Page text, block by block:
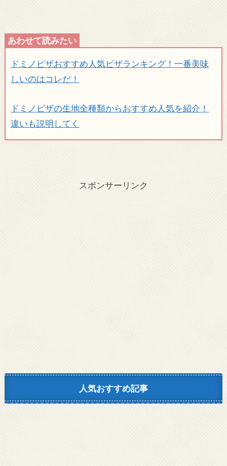
ドミノピザおすすめ人気ピザランキング！一番美味
しいのはコレだ！
ドミノピザの生地全種類からおすすめ人気を紹介！
違いも説明してく
スポンサーリンク
人気おすすめ記事